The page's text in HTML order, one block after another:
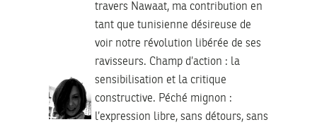
travers Nawaat, ma contribution en
tant que tunisienne désireuse de
voir notre révolution libérée de ses
ravisseurs. Champ d’action : la
sensibilisation et la critique
constructive. Péché mignon :
l’expression libre, sans détours, sans